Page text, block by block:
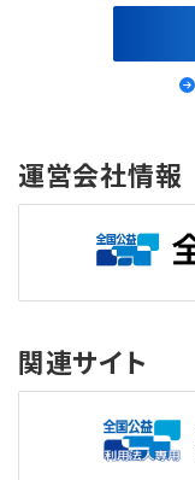
運営会社情報
関連サイト